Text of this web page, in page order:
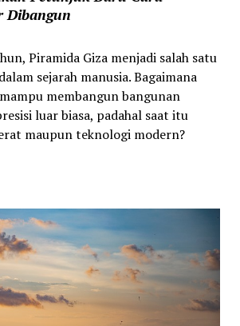
Dibangun
Piramida Giza menjadi salah satu
sejarah manusia. Bagaimana
membangun bangunan
luar biasa, padahal saat itu
maupun teknologi modern?